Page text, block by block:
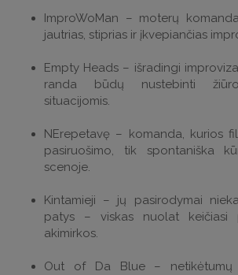
ImproWoMan – moterų
jautrias, stiprias ir įkvepiančias
Empty Heads – išradingi
randa būdų nustebinti
situacijomis.
NErepetavę – komanda, kurios
pasiruošimo, tik spontaniška
scenoje.
Kintamieji – jų pasirodymai
patys – viskas nuolat keičiasi
akimirkos.
Out of Da Blue – netikėtumų